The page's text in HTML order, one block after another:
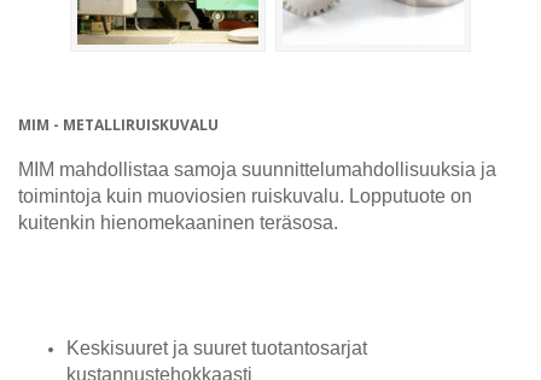
MIM - METALLIRUISKUVALU
MIM mahdollistaa samoja suunnittelumahdollisuuksia ja
toimintoja kuin muoviosien ruiskuvalu. Lopputuote on
kuitenkin hienomekaaninen teräsosa.
Keskisuuret ja suuret tuotantosarjat
kustannustehokkaasti